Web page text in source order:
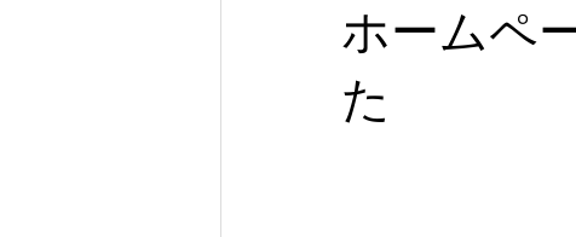
ホームペ
た